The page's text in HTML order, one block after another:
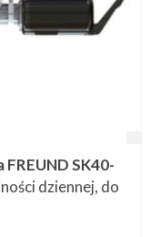
SK40-
dziennej, do